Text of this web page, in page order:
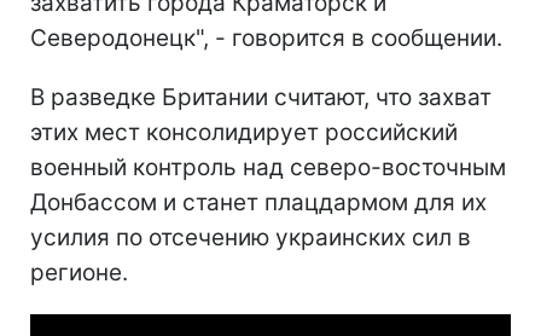
Северодонецк", - говорится в сообщении.
В разведке Британии считают, что захват
этих мест консолидирует российский
военный контроль над северо-восточным
Донбассом и станет плацдармом для их
усилия по отсечению украинских сил в
регионе.